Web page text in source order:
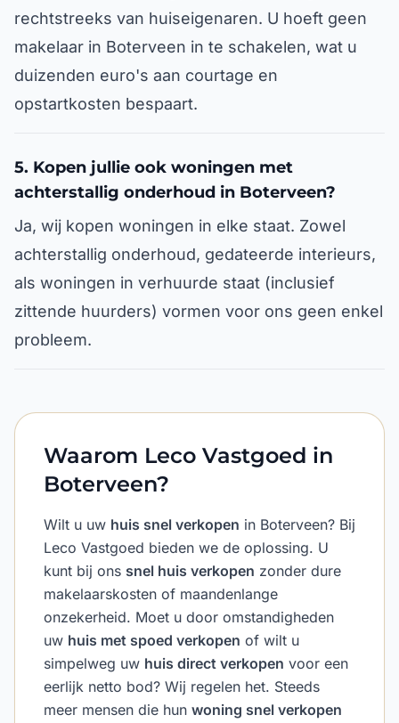
rechtstreeks van huiseigenaren. U hoeft geen
makelaar in Boterveen in te schakelen, wat u
duizenden euro's aan courtage en
opstartkosten bespaart.
5. Kopen jullie ook woningen met
achterstallig onderhoud in Boterveen?
Ja, wij kopen woningen in elke staat. Zowel
achterstallig onderhoud, gedateerde interieurs,
als woningen in verhuurde staat (inclusief
zittende huurders) vormen voor ons geen enkel
probleem.
Waarom Leco Vastgoed in
Boterveen?
Wilt u uw huis snel verkopen in Boterveen? Bij
Leco Vastgoed bieden we de oplossing. U
kunt bij ons snel huis verkopen zonder dure
makelaarskosten of maandenlange
onzekerheid. Moet u door omstandigheden
uw huis met spoed verkopen of wilt u
simpelweg uw huis direct verkopen voor een
eerlijk netto bod? Wij regelen het. Steeds
meer mensen die hun woning snel verkopen